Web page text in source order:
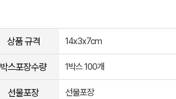
상품 규격 14x3x7cm
박스포장수량 1박스 100개
선물포장 선물포장